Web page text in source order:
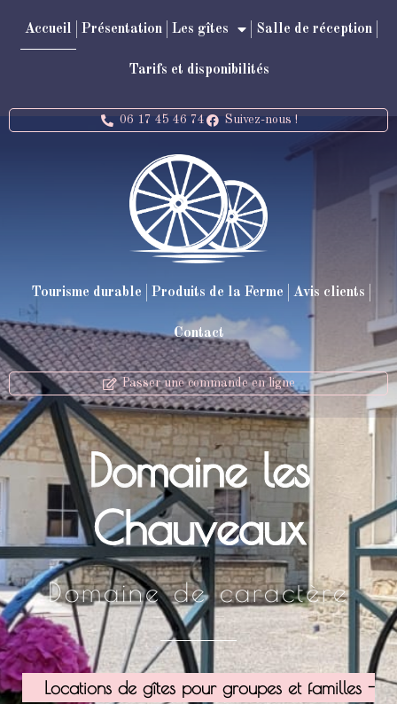
Accueil Présentation Les gîtes Salle de réception
Tarifs et disponibilités
06 17 45 46 74 Suivez-nous !
Tourisme durable Produits de la Ferme Avis clients
Contact
Passer une commande en ligne
Domaine les
Chauveaux
Domaine de caractère
Locations de gîtes pour groupes et familles -